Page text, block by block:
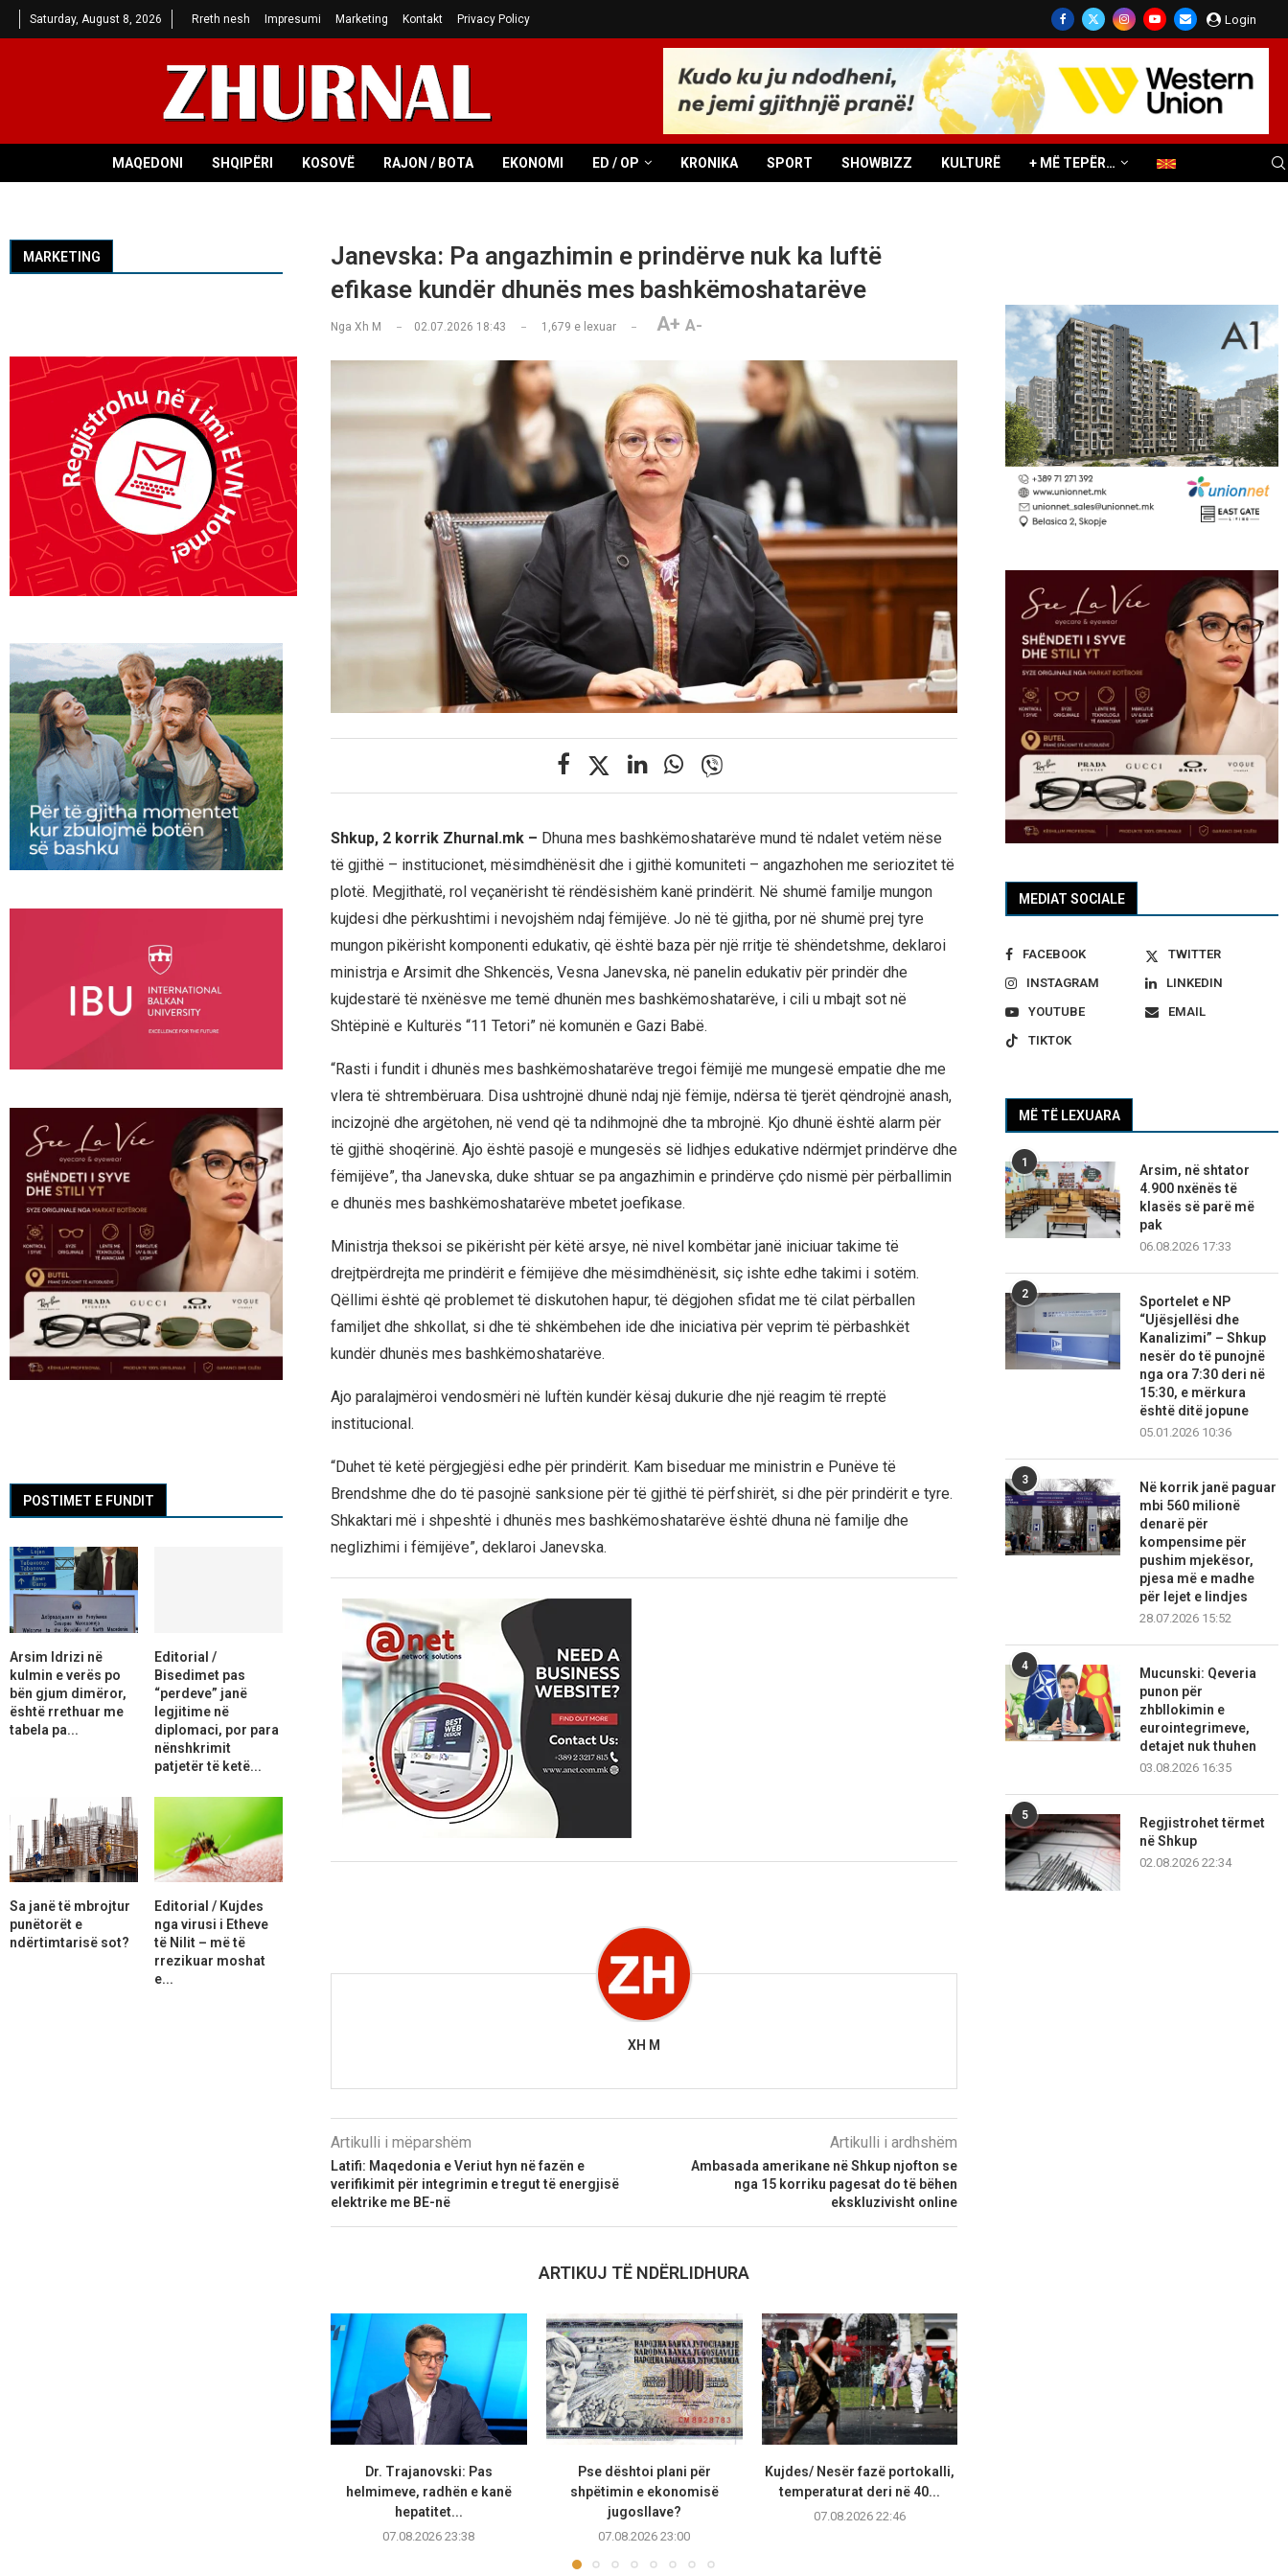
Saturday, August 8, 2026 Rreth nesh Impresumi Marketing Kontakt Privacy Policy Login
MAQEDONI SHQIPËRI KOSOVË RAJON / BOTA EKONOMI ED / OP KRONIKA SPORT SHOWBIZZ KULTURË + MË TEPËR…
Janevska: Pa angazhimin e prindërve nuk ka luftë
efikase kundër dhunës mes bashkëmoshatarëve
Nga Xh M 02.07.2026 18:43 1,679 e lexuar A+ A-
Shkup, 2 korrik Zhurnal.mk – Dhuna mes bashkëmoshatarëve mund të ndalet vetëm nëse
të gjithë – institucionet, mësimdhënësit dhe i gjithë komuniteti – angazhohen me seriozitet të
plotë. Megjithatë, rol veçanërisht të rëndësishëm kanë prindërit. Në shumë familje mungon
kujdesi dhe përkushtimi i nevojshëm ndaj fëmijëve. Jo në të gjitha, por në shumë prej tyre
mungon pikërisht komponenti edukativ, që është baza për një rritje të shëndetshme, deklaroi
ministrja e Arsimit dhe Shkencës, Vesna Janevska, në panelin edukativ për prindër dhe
kujdestarë të nxënësve me temë dhunën mes bashkëmoshatarëve, i cili u mbajt sot në
Shtëpinë e Kulturës “11 Tetori” në komunën e Gazi Babë.
“Rasti i fundit i dhunës mes bashkëmoshatarëve tregoi fëmijë me mungesë empatie dhe me
vlera të shtrembëruara. Disa ushtrojnë dhunë ndaj një fëmije, ndërsa të tjerët qëndrojnë anash,
incizojnë dhe argëtohen, në vend që ta ndihmojnë dhe ta mbrojnë. Kjo dhunë është alarm për
të gjithë shoqërinë. Ajo është pasojë e mungesës së lidhjes edukative ndërmjet prindërve dhe
fëmijëve”, tha Janevska, duke shtuar se pa angazhimin e prindërve çdo nismë për përballimin
e dhunës mes bashkëmoshatarëve mbetet joefikase.
Ministrja theksoi se pikërisht për këtë arsye, në nivel kombëtar janë iniciuar takime të
drejtpërdrejta me prindërit e fëmijëve dhe mësimdhënësit, siç ishte edhe takimi i sotëm.
Qëllimi është që problemet të diskutohen hapur, të dëgjohen sfidat me të cilat përballen
familjet dhe shkollat, si dhe të shkëmbehen ide dhe iniciativa për veprim të përbashkët
kundër dhunës mes bashkëmoshatarëve.
Ajo paralajmëroi vendosmëri në luftën kundër kësaj dukurie dhe një reagim të rreptë
institucional.
“Duhet të ketë përgjegjësi edhe për prindërit. Kam biseduar me ministrin e Punëve të
Brendshme dhe do të pasojnë sanksione për të gjithë të përfshirët, si dhe për prindërit e tyre.
Shkaktari më i shpeshtë i dhunës mes bashkëmoshatarëve është dhuna në familje dhe
neglizhimi i fëmijëve”, deklaroi Janevska.
XH M
Artikulli i mëparshëm
Latifi: Maqedonia e Veriut hyn në fazën e
verifikimit për integrimin e tregut të energjisë
elektrike me BE-në
Artikulli i ardhshëm
Ambasada amerikane në Shkup njofton se
nga 15 korriku pagesat do të bëhen
ekskluzivisht online
ARTIKUJ TË NDËRLIDHURA
Dr. Trajanovski: Pas
helmimeve, radhën e kanë
hepatitet...
07.08.2026 23:38
Pse dështoi plani për
shpëtimin e ekonomisë
jugosllave?
07.08.2026 23:00
Kujdes/ Nesër fazë portokalli,
temperaturat deri në 40...
07.08.2026 22:46
MEDIAT SOCIALE
FACEBOOK
TWITTER
INSTAGRAM
LINKEDIN
YOUTUBE
EMAIL
TIKTOK
MË TË LEXUARA
1
Arsim, në shtator
4.900 nxënës të
klasës së parë më
pak
06.08.2026 17:33
2
Sportelet e NP
“Ujësjellësi dhe
Kanalizimi” – Shkup
nesër do të punojnë
nga ora 7:30 deri në
15:30, e mërkura
është ditë jopune
05.01.2026 10:36
3
Në korrik janë paguar
mbi 560 milionë
denarë për
kompensime për
pushim mjekësor,
pjesa më e madhe
për lejet e lindjes
28.07.2026 15:52
4
Mucunski: Qeveria
punon për
zhbllokimin e
eurointegrimeve,
detajet nuk thuhen
03.08.2026 16:35
5
Regjistrohet tërmet
në Shkup
02.08.2026 22:34
MARKETING
POSTIMET E FUNDIT
Arsim Idrizi në
kulmin e verës po
bën gjum dimëror,
është rrethuar me
tabela pa...
Editorial /
Bisedimet pas
“perdeve” janë
legjitime në
diplomaci, por para
nënshkrimit
patjetër të ketë...
Sa janë të mbrojtur
punëtorët e
ndërtimtarisë sot?
Editorial / Kujdes
nga virusi i Etheve
të Nilit – më të
rrezikuar moshat
e...